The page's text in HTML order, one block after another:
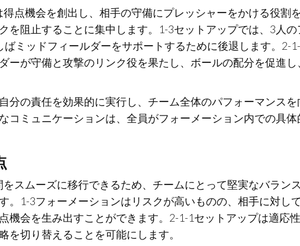
点機会を創出し、相手の守備にプレッシャーをかける役割
を阻止することに集中します。1-3セットアップでは、3人の
ミッドフィールダーをサポートするために後退します。2-
ーが守備と攻撃のリンク役を果たし、ボールの配分を促進し
分の責任を効果的に実行し、チーム全体のパフォーマンスを
コミュニケーションは、全員がフォーメーション内での具体
スムーズに移行できるため、チームにとって堅実なバラン
。1-3フォーメーションはリスクが高いものの、相手に対し
機会を生み出すことができます。2-1-1セットアップは適応
切り替えることを可能にします。